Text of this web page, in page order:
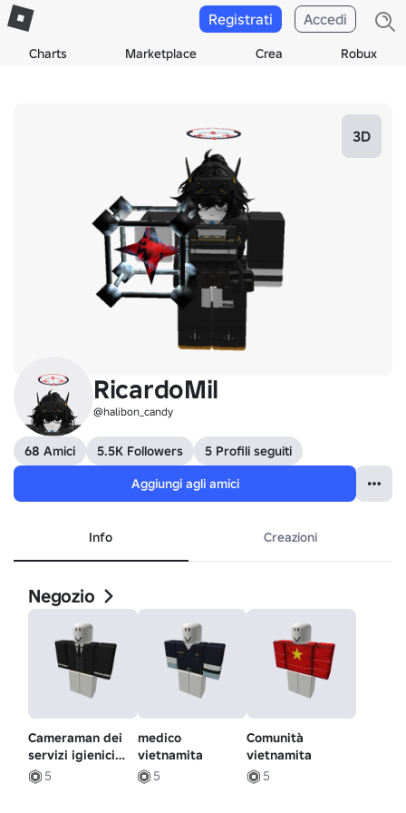
Charts Marketplace Crea Robux
Registrati Accedi
3D
RicardoMil
@halibon_candy
68 Amici 5.5K Followers
5 Profili seguiti
Aggiungi agli amici
Info Creazioni
Negozio
Cameraman dei
servizi igienici
Skibidi
5
medico
vietnamita
5
Comunità
vietnamita
5